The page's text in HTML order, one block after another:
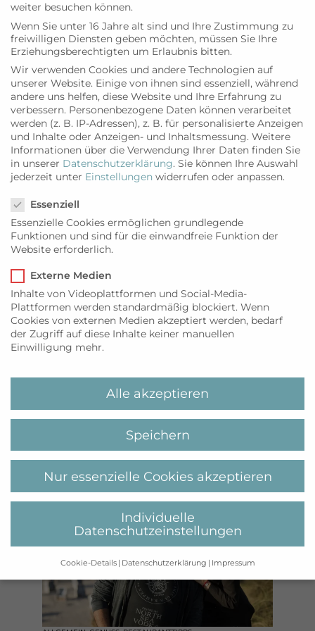
HOTELS,LIFESTYLE, RESTAURANTTIPPS
Hotelsterne im
Einklang mit
Geschichte und
Natur
WEITERLESEN
GENUSS RESTAURANTTIPPS
Mallorca neu
geniessen
weiter besuchen können.
Wenn Sie unter 16 Jahre alt sind und Ihre Zustimmung zu
freiwilligen Diensten geben möchten, müssen Sie Ihre
Erziehungsberechtigten um Erlaubnis bitten.
Wir verwenden Cookies und andere Technologien auf
unserer Website. Einige von ihnen sind essenziell, während
andere uns helfen, diese Website und Ihre Erfahrung zu
verbessern. Personenbezogene Daten können verarbeitet
werden (z. B. IP-Adressen), z. B. für personalisierte Anzeigen
und Inhalte oder Anzeigen- und Inhaltsmessung. Weitere
Informationen über die Verwendung Ihrer Daten finden Sie
in unserer Datenschutzerklärung. Sie können Ihre Auswahl
jederzeit unter Einstellungen widerrufen oder anpassen.
Essenziell
Essenzielle Cookies ermöglichen grundlegende
Funktionen und sind für die einwandfreie Funktion der
Website erforderlich.
Externe Medien
Inhalte von Videoplattformen und Social-Media-
Plattformen werden standardmäßig blockiert. Wenn
Cookies von externen Medien akzeptiert werden, bedarf
der Zugriff auf diese Inhalte keiner manuellen
Einwilligung mehr.
Alle akzeptieren
Speichern
Nur essenzielle Cookies akzeptieren
Individuelle
Datenschutzeinstellungen
Cookie-Details Datenschutzerklärung Impressum
Datenschutzeinstellungen
Wenn Sie unter 16 Jahre alt sind und Ihre Zustimmung zu
freiwilligen Diensten geben möchten, müssen Sie Ihre
Erziehungsberechtigten um Erlaubnis bitten.